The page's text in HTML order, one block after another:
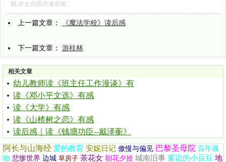
网,本文归原作者所有。
上一篇文章： 《魔法学校》读后感
下一篇文章： 游桂林
相关文章
幼儿教师读《班主任工作漫谈》有
读《邓小平文选》有感
读《大学》有感
读《山楂树之恋》有感
读后感｜读《钱塘功臣--戴泽蘅》
阿长与山海经 爱的教育 安妮日记 傲慢与偏见 巴黎圣母院 百年孤
独 悲惨世界 边城 草房子 茶花女 朝花夕拾 城南旧事 窗边的小豆豆 地